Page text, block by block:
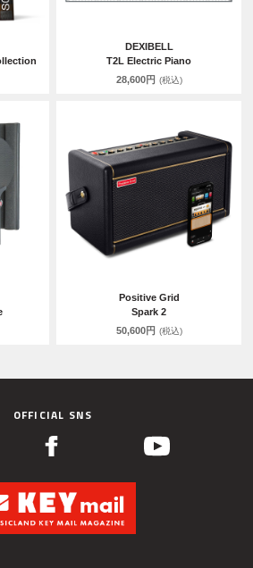
DEXIBELL
T2L Electric Piano
28,600円 (税込)
Positive Grid
Spark 2
50,600円 (税込)
OFFICIAL SNS